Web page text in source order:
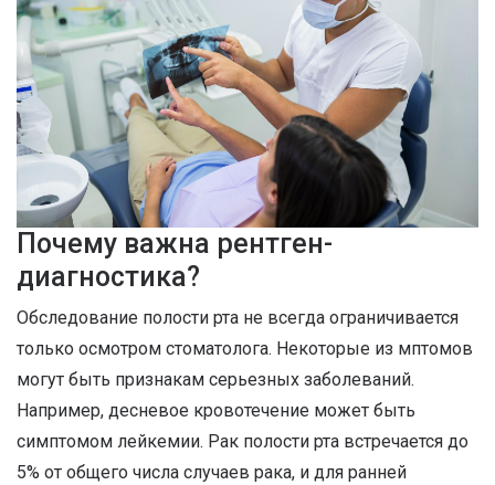
Почему важна рентген-
диагностика?
Обследование полости рта не всегда ограничивается
только осмотром стоматолога. Некоторые из мптомов
могут быть признакам серьезных заболеваний.
Например, десневое кровотечение может быть
симптомом лейкемии. Рак полости рта встречается до
5% от общего числа случаев рака, и для ранней